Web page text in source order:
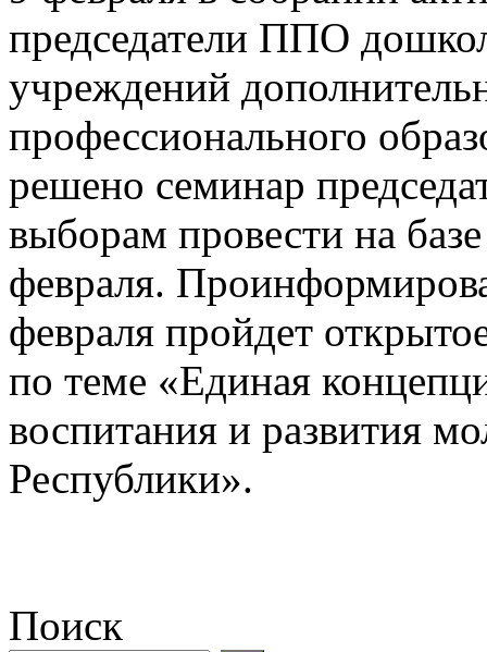
председатели ППО
учреждений
профессионального
решено семинар
выборам провести на
февраля.
февраля пройдет
по теме «Единая
воспитания и развития
Республики».
Поиск